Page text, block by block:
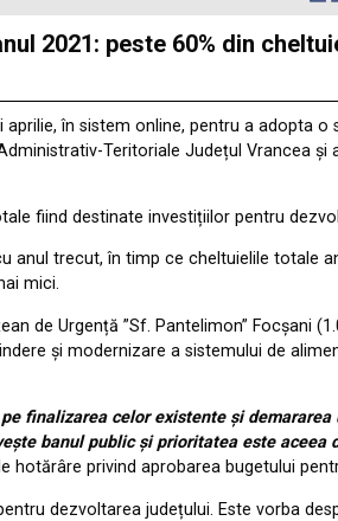
2021: peste 60% din
în sistem online, pentru a adopta
Teritoriale Județul Vrancea
fiind destinate investițiilor pentru
trecut, în timp ce cheltuielile totale
mici.
de Urgență ”Sf. Pantelimon” Focșani
și modernizare a sistemului de
finalizarea celor existente și
banul public și prioritatea este aceea
hotărâre privind aprobarea bugetului
dezvoltarea județului. Este vorba